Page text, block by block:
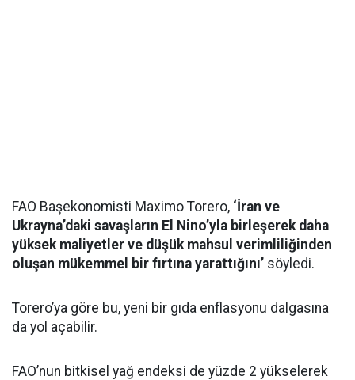
FAO Başekonomisti Maximo Torero, ‘İran ve
Ukrayna’daki savaşların El Nino’yla birleşerek daha
yüksek maliyetler ve düşük mahsul verimliliğinden
oluşan mükemmel bir fırtına yarattığını’ söyledi.
Torero’ya göre bu, yeni bir gıda enflasyonu dalgasına
da yol açabilir.
FAO’nun bitkisel yağ endeksi de yüzde 2 yükselerek